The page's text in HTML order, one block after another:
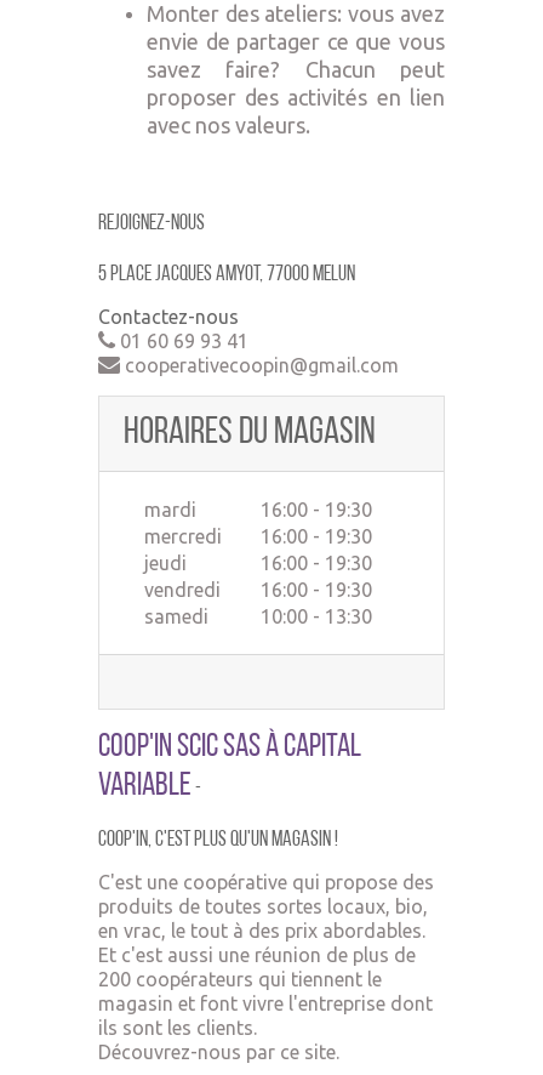
Monter des ateliers: vous avez
envie de partager ce que vous
savez faire? Chacun peut
proposer des activités en lien
avec nos valeurs.
Rejoignez-nous
5 place jacques amyot, 77000 MELUN
Contactez-nous
01 60 69 93 41
cooperativecoopin@gmail.com
Horaires du magasin
mardi
16:00 - 19:30
mercredi
16:00 - 19:30
jeudi
16:00 - 19:30
vendredi
16:00 - 19:30
samedi
10:00 - 13:30
Coop'In SCIC SAS à Capital
Variable -
Coop'In,c'est plus qu'un magasin !
C'est une coopérative qui propose des
produits de toutes sortes locaux, bio,
en vrac, le tout à des prix abordables.
Et c'est aussi une réunion de plus de
200 coopérateurs qui tiennent le
magasin et font vivre l'entreprise dont
ils sont les clients.
Découvrez-nous par ce site.